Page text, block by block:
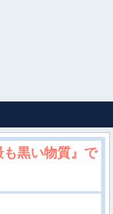
も黒い物質』で